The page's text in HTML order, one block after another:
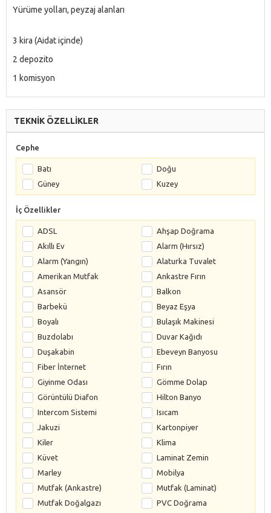
Yürüme yolları, peyzaj alanları
3 kira (Aidat içinde)
2 depozito
1 komisyon
TEKNİK ÖZELLİKLER
Cephe
Batı
Doğu
Güney
Kuzey
İç Özellikler
ADSL
Ahşap Doğrama
Akıllı Ev
Alarm (Hırsız)
Alarm (Yangın)
Alaturka Tuvalet
Amerikan Mutfak
Ankastre Fırın
Asansör
Balkon
Barbekü
Beyaz Eşya
Boyalı
Bulaşık Makinesi
Buzdolabı
Duvar Kağıdı
Duşakabin
Ebeveyn Banyosu
Fiber İnternet
Fırın
Giyinme Odası
Gömme Dolap
Görüntülü Diafon
Hilton Banyo
Intercom Sistemi
Isıcam
Jakuzi
Kartonpiyer
Kiler
Klima
Küvet
Laminat Zemin
Marley
Mobilya
Mutfak (Ankastre)
Mutfak (Laminat)
Mutfak Doğalgazı
PVC Doğrama